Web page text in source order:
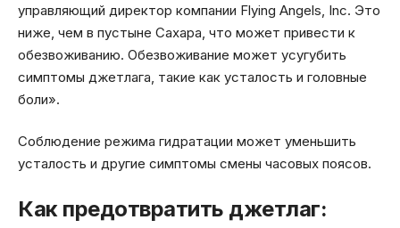
управляющий директор компании Flying Angels, Inc. Это
ниже, чем в пустыне Сахара, что может привести к
обезвоживанию. Обезвоживание может усугубить
симптомы джетлага, такие как усталость и головные
боли».
Соблюдение режима гидратации может уменьшить
усталость и другие симптомы смены часовых поясов.
Как предотвратить джетлаг: